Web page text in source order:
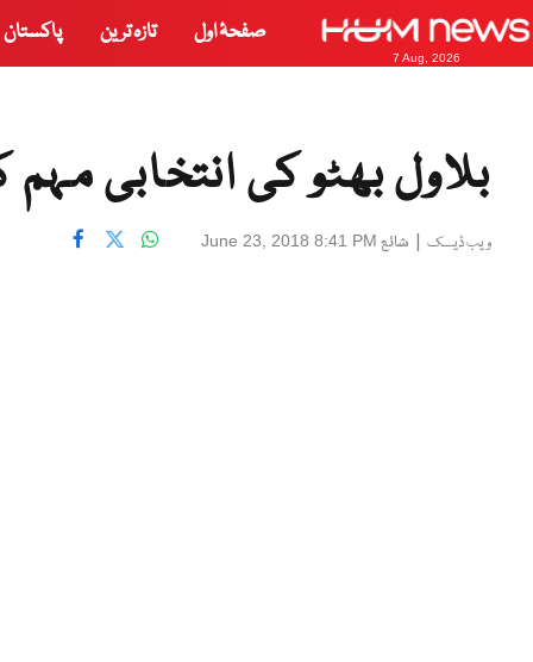
7 Aug, 2026
صفحۂ اول تازہ ترین پاکستان
بلاول بھٹو کی انتخابی
ویب ڈیسک | شائع June 23, 2018 8:41 PM